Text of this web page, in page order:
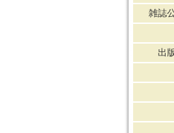
雑誌
出